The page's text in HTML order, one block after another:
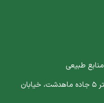
طبیعی
آدرس : استان البرز، کرج، کیلومتر 5 جاده ماهدشت، خیابان